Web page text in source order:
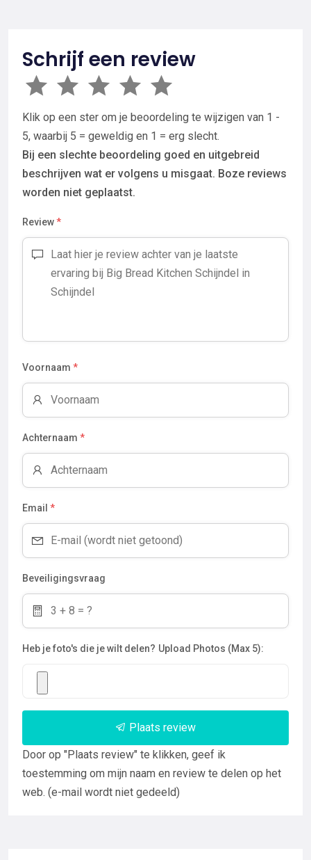
Schrijf een review
Klik op een ster om je beoordeling te wijzigen van 1 -
5, waarbij 5 = geweldig en 1 = erg slecht.
Bij een slechte beoordeling goed en uitgebreid
beschrijven wat er volgens u misgaat. Boze reviews
worden niet geplaatst.
Review*
Voornaam *
Achternaam *
Email *
Beveiligingsvraag
Heb je foto's die je wilt delen? Upload Photos (Max 5):
Plaats review
Door op "Plaats review" te klikken, geef ik
toestemming om mijn naam en review te delen op het
web. (e-mail wordt niet gedeeld)